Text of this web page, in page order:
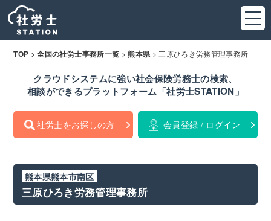
TOP >全国の社労士事務所一覧 >熊本県 > 三原ひろき労務管理事務所
クラウドシステムに強い社会保険労務士の検索、
相談ができるプラットフォーム「社労士STATION」
社労士をお探しの方 会員登録 / ログイン
熊本県熊本市南区
三原ひろき労務管理事務所